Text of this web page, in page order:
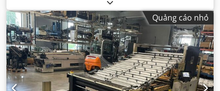
Quảng cáo nhỏ